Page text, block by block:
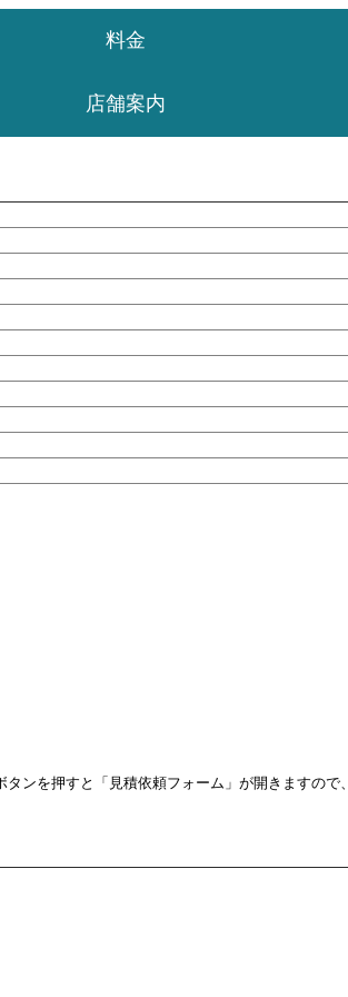
料金
店舗案内
ンを押すと「見積依頼フォーム」が開きますので、